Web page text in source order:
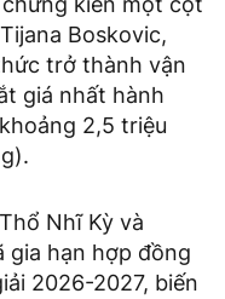
Boskovic,
trở thành vận
giá nhất hành
2,5 triệu
Nhĩ Kỳ và
gia hạn hợp đồng
2026-2027, biến